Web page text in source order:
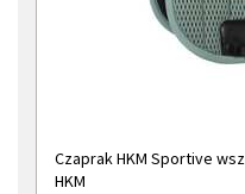
Czaprak HKM Sportive
HKM